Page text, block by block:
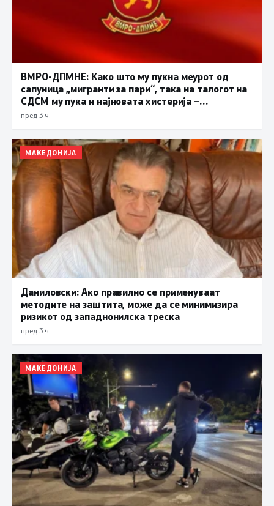
ВМРО-ДПМНЕ: Како што му пукна меурот од
сапуница „мигранти за пари“, така на талогот на
СДСМ му пука и најновата хистерија –
прифаќање на француски предлог
пред 3 ч.
МАКЕДОНИЈА
Даниловски: Ако правилно се применуваат
методите на заштита, може да се минимизира
ризикот од западнонилска треска
пред 3 ч.
МАКЕДОНИЈА